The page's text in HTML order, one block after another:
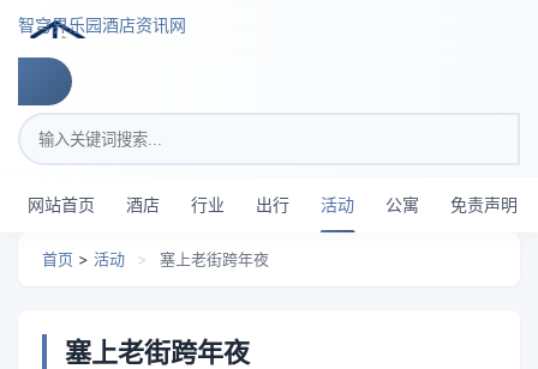
智穹界乐园酒店资讯网
搜索关键词
网站首页 酒店 行业 出行 活动 公寓 免责声明
首页 > 活动 > 塞上老街跨年夜
塞上老街跨年夜